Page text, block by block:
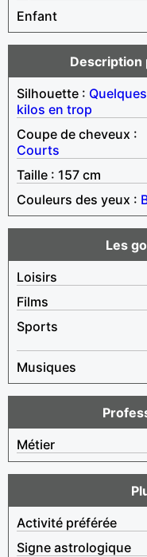
Enfant
Description
Silhouette : Quelques
kilos en trop
Coupe de cheveux :
Courts
Taille : 157 cm
Couleurs des yeux :
Les
Loisirs
Films
Sports
Musiques
Métier
Activité préférée
Signe astrologique